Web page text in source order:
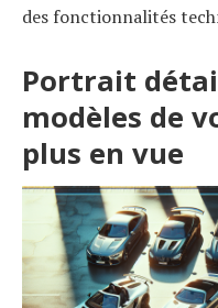
des fonctionnalités
Portrait
modèles de
plus en vue